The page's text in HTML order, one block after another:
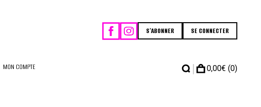
S'ABONNER SE CONNECTER
MON COMPTE | 0,00€ (0)